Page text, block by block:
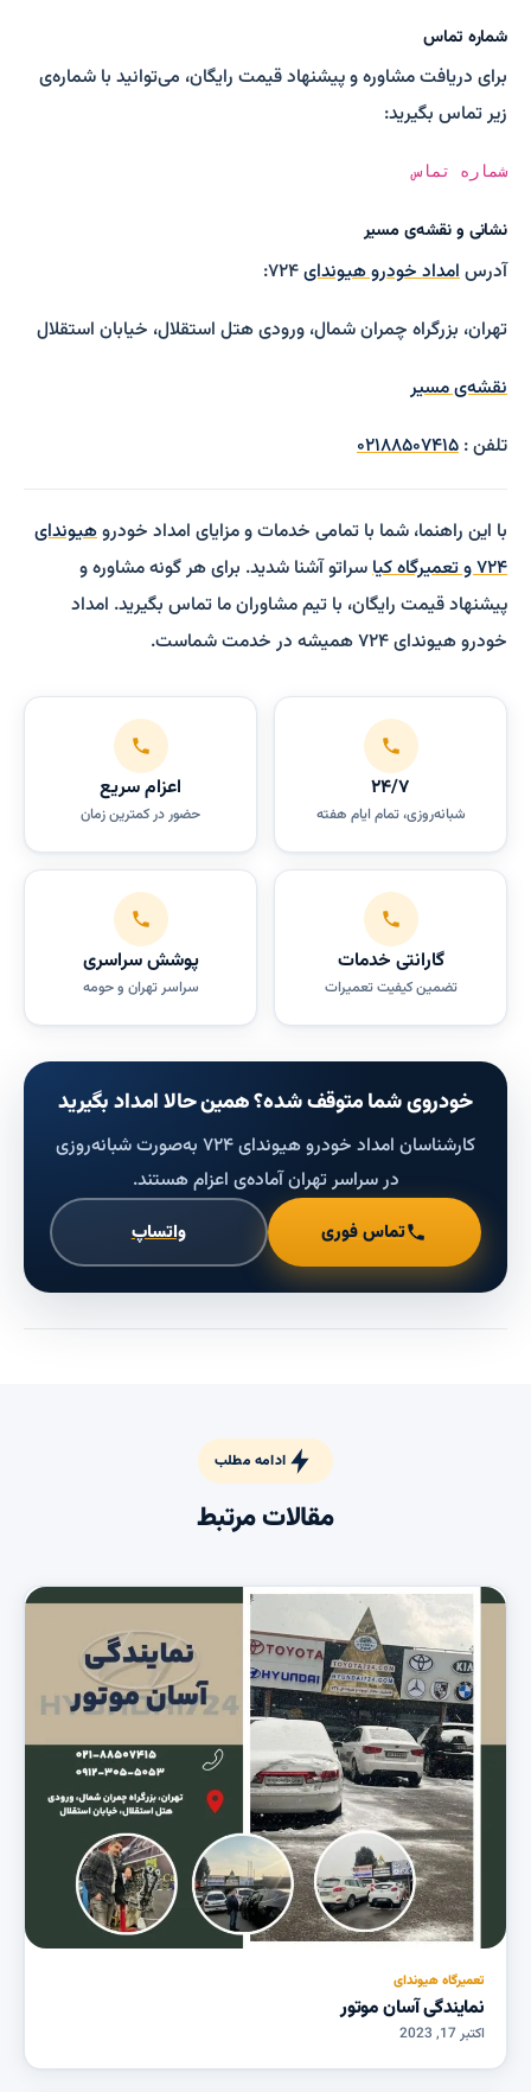
شماره تماس
برای دریافت مشاوره و پیشنهاد قیمت رایگان، می‌توانید با شماره‌ی
زیر تماس بگیرید:
شماره تماس
نشانی و نقشه‌ی مسیر
آدرسامداد خودرو هیوندای
تهران، بزرگراه چمران شمال، ورودی هتل استقلال، خیابان استقلال
نقشه‌ی مسیر
تلفن : ۰۲۱۸۸۵۰۷۴۱۵
با این راهنما، شما با تمامی خدمات و مزایای امداد خودروهیوندای
۷۲۴ و تعمیرگاه کیا
سراتو آشنا شدید. برای هر گونه مشاوره و
پیشنهاد قیمت رایگان، با تیم مشاوران ما تماس بگیرید. امداد
خودرو هیوندای ۷۲۴ همیشه در خدمت شماست.
۲۴/۷
شبانه‌روزی، تمام ایام هفته
اعزام سریع
حضور در کمترین زمان
گارانتی خدمات
تضمین کیفیت تعمیرات
پوشش سراسری
سراسر تهران و حومه
خودروی شما متوقف شده؟ همین حالا امداد بگیرید
کارشناسان امداد خودرو هیوندای ۷۲۴ به‌صورت شبانه‌روزی
در سراسر تهران آماده‌ی اعزام هستند.
تماس فوری واتساپ
ادامه مطلب
مقالات مرتبط
تعمیرگاه هیوندای
نمایندگی آسان موتور
اکتبر 17, 2023